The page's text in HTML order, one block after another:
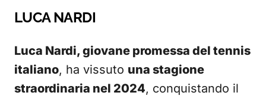
LUCA NARDI
Luca Nardi, giovane promessa del tennis
italiano, ha vissuto una stagione
straordinaria nel 2024, conquistando il